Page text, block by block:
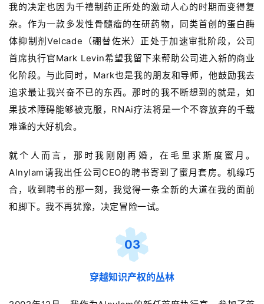
首
页
药
讯
视
频
我的决定也因为千禧制药正所处的激动人心的时期而变得复
杂。作为一款多发性骨髓瘤的在研药物， 同类首创的蛋白酶
体抑制剂Velcade（硼替佐米）正处于加速审批阶段，公司
首席执行官Mark Levin希望我留下来帮助公司进入新的商业
化阶段。与此同时，Mark也是我的朋友和导师，他鼓励我去
追求最让我兴奋不已的东西。那时的我不断想到的就是，如
果技术障碍能够被克服，RNAi疗法将是一个不容放弃的千载
难逢的大好机会。
就个人而言，那时我刚刚再婚，在 毛里求斯度蜜月。
Alnylam请我出任公司CEO的聘书寄到了蜜月套房。机缘巧
合，收到聘书的那一刻，我觉得一条全新的大道在我的面前
和脚下。我不再犹豫，决定冒险一试。
03
穿越知识产权的丛林